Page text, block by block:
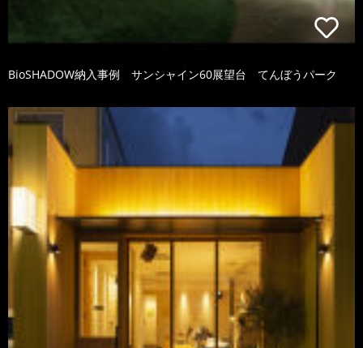
BioSHADOW納入事例 サンシャイン60展望台 てんぼうパーク